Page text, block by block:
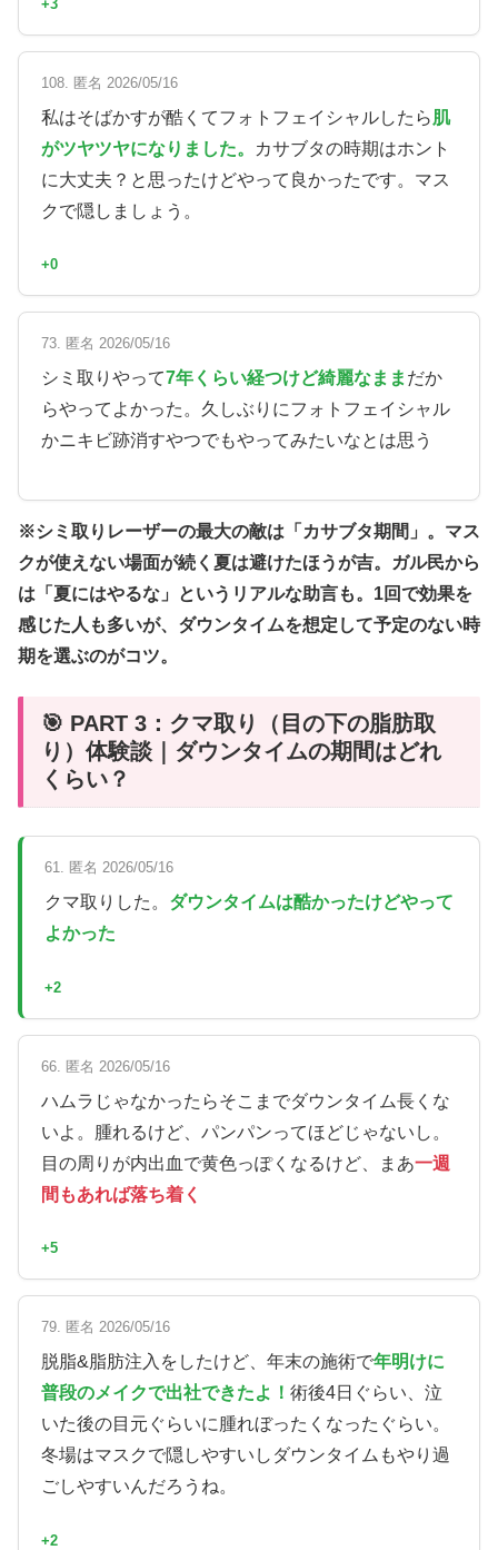
+3
108. 匿名 2026/05/16
私はそばかすが酷くてフォトフェイシャルしたら肌
がツヤツヤになりました。
カサブタの時期はホント
に大丈夫？と思ったけどやって良かったです。マス
クで隠しましょう。
+0
73. 匿名 2026/05/16
シミ取りやって7年くらい経つけど綺麗なまま だか
らやってよかった。久しぶりにフォトフェイシャル
かニキビ跡消すやつでもやってみたいなとは思う
※シミ取りレーザーの最大の敵は「カサブタ期間」。マス
クが使えない場面が続く夏は避けたほうが吉。ガル民から
は「夏にはやるな」というリアルな助言も。1回で効果を
感じた人も多いが、ダウンタイムを想定して予定のない時
期を選ぶのがコツ。
🎯 PART 3：クマ取り（目の下の脂肪取
り）体験談｜ダウンタイムの期間はどれ
くらい？
61. 匿名 2026/05/16
クマ取りした。 ダウンタイムは酷かったけどやって
よかった
+2
66. 匿名 2026/05/16
ハムラじゃなかったらそこまでダウンタイム長くな
いよ。腫れるけど、パンパンってほどじゃないし。
目の周りが内出血で黄色っぽくなるけど、まあ一週
間もあれば落ち着く
+5
79. 匿名 2026/05/16
脱脂&脂肪注入をしたけど、年末の施術で年明けに
普段のメイクで出社できたよ！ 術後4日ぐらい、泣
いた後の目元ぐらいに腫れぼったくなったぐらい。
冬場はマスクで隠しやすいしダウンタイムもやり過
ごしやすいんだろうね。
+2